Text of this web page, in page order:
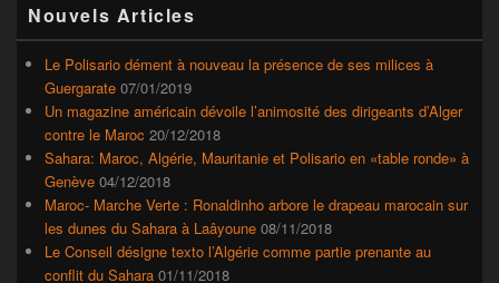
principale
de
widget
barre
latérale
Nouvels Articles
Le Polisario dément à nouveau la présence de ses milices à
Guergarate 07/01/2019
Un magazine américain dévoile l’animosité des dirigeants d’Alger
contre le Maroc 20/12/2018
Sahara: Maroc, Algérie, Mauritanie et Polisario en «table ronde» à
Genève 04/12/2018
Maroc- Marche Verte : Ronaldinho arbore le drapeau marocain sur
les dunes du Sahara à Laâyoune 08/11/2018
Le Conseil désigne texto l’Algérie comme partie prenante au
conflit du Sahara 01/11/2018